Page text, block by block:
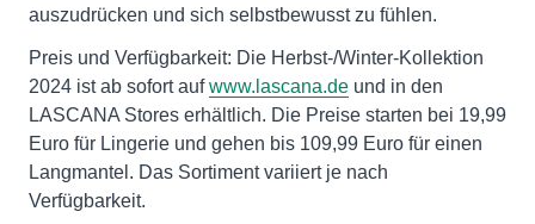
auszudrücken und sich selbstbewusst zu fühlen.
Preis und Verfügbarkeit: Die Herbst-/Winter-Kollektion
2024 ist ab sofort aufwww.lascana.de und in den
LASCANA Stores erhältlich. Die Preise starten bei 19,99
Euro für Lingerie und gehen bis 109,99 Euro für einen
Langmantel. Das Sortiment variiert je nach
Verfügbarkeit.